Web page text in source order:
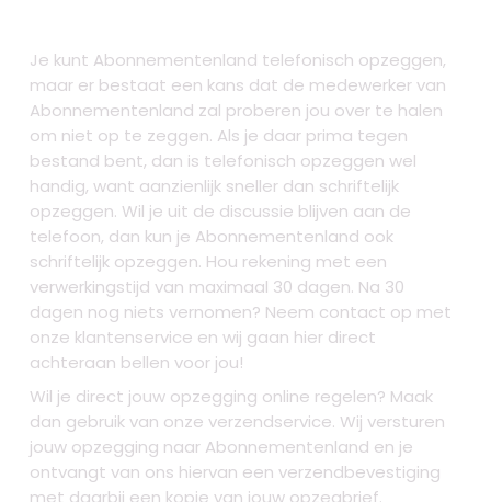
Je kunt Abonnementenland telefonisch opzeggen,
maar er bestaat een kans dat de medewerker van
Abonnementenland zal proberen jou over te halen
om niet op te zeggen. Als je daar prima tegen
bestand bent, dan is telefonisch opzeggen wel
handig, want aanzienlijk sneller dan schriftelijk
opzeggen. Wil je uit de discussie blijven aan de
telefoon, dan kun je Abonnementenland ook
schriftelijk opzeggen. Hou rekening met een
verwerkingstijd van maximaal 30 dagen. Na 30
dagen nog niets vernomen? Neem contact op met
onze klantenservice en wij gaan hier direct
achteraan bellen voor jou!
Wil je direct jouw opzegging online regelen? Maak
dan gebruik van onze verzendservice. Wij versturen
jouw opzegging naar Abonnementenland en je
ontvangt van ons hiervan een verzendbevestiging
met daarbij een kopie van jouw opzegbrief.